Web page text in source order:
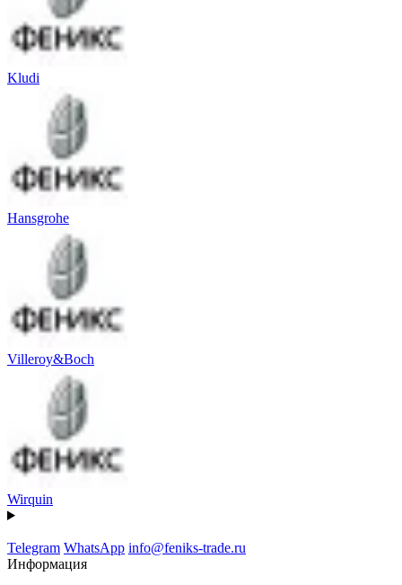
Kludi
Hansgrohe
Villeroy&Boch
Wirquin
Telegram WhatsApp info@feniks-trade.ru
Информация